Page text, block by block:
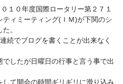
１０年度国際ロータリー第２７１
ティミーティング(ＩＭ)が下関のシ
。
続でブログを書くことが出来なく
したが日曜日の行事と言う事で出
して開会の時間ギリギリに滑り込み